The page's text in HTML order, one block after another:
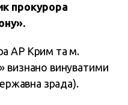
прокурора
АР Крим та м.
визнано винуватими
зрада).